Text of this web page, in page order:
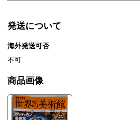
発送について
海外発送可否
不可
商品画像